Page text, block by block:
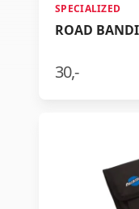
SPECIALIZED
ROAD
30,-